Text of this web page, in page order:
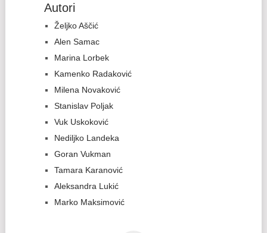
Autori
Željko Aščić
Alen Samac
Marina Lorbek
Kamenko Radaković
Milena Novaković
Stanislav Poljak
Vuk Uskoković
Nediljko Landeka
Goran Vukman
Tamara Karanović
Aleksandra Lukić
Marko Maksimović